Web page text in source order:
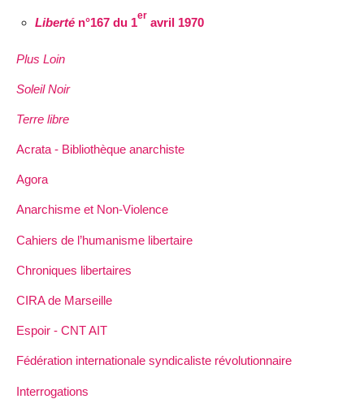
Libertén°167 du 1er avril 1970
Plus Loin
Soleil Noir
Terre libre
Acrata - Bibliothèque anarchiste
Agora
Anarchisme et Non-Violence
Cahiers de l’humanisme libertaire
Chroniques libertaires
CIRA de Marseille
Espoir - CNT AIT
Fédération internationale syndicaliste révolutionnaire
Interrogations